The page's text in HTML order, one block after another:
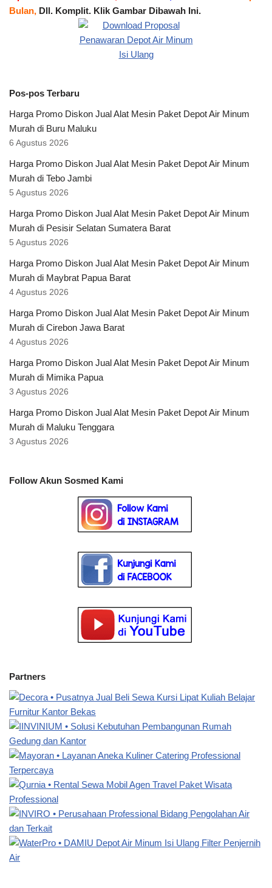
Bulan, Dll. Komplit. Klik Gambar Dibawah Ini.
Pos-pos Terbaru
Harga Promo Diskon Jual Alat Mesin Paket Depot Air Minum
Murah di Buru Maluku
6 Agustus 2026
Harga Promo Diskon Jual Alat Mesin Paket Depot Air Minum
Murah di Tebo Jambi
5 Agustus 2026
Harga Promo Diskon Jual Alat Mesin Paket Depot Air Minum
Murah di Pesisir Selatan Sumatera Barat
5 Agustus 2026
Harga Promo Diskon Jual Alat Mesin Paket Depot Air Minum
Murah di Maybrat Papua Barat
4 Agustus 2026
Harga Promo Diskon Jual Alat Mesin Paket Depot Air Minum
Murah di Cirebon Jawa Barat
4 Agustus 2026
Harga Promo Diskon Jual Alat Mesin Paket Depot Air Minum
Murah di Mimika Papua
3 Agustus 2026
Harga Promo Diskon Jual Alat Mesin Paket Depot Air Minum
Murah di Maluku Tenggara
3 Agustus 2026
Follow Akun Sosmed Kami
Partners